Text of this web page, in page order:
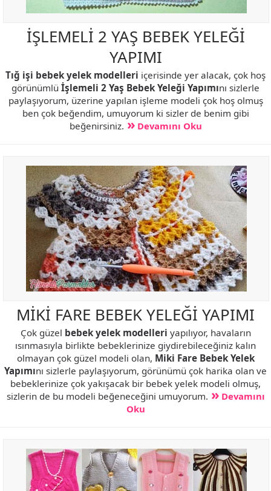
İŞLEMELİ 2 YAŞ BEBEK YELEĞİ
YAPIMI
Tığ işi bebek yelek modelleri içerisinde yer alacak, çok hoş
görünümlü İşlemeli 2 Yaş Bebek Yeleği Yapımını sizlerle
paylaşıyorum, üzerine yapılan işleme modeli çok hoş olmuş
ben çok beğendim, umuyorum ki sizler de benim gibi
beğenirsiniz.
Devamını Oku
MİKİ FARE BEBEK YELEĞİ YAPIMI
Çok güzel bebek yelek modelleri yapılıyor, havaların
ısınmasıyla birlikte bebeklerinize giydirebileceğiniz kalın
olmayan çok güzel modeli olan, Miki Fare Bebek Yelek
Yapımını sizlerle paylaşıyorum, görünümü çok harika olan ve
bebeklerinize çok yakışacak bir bebek yelek modeli olmuş,
sizlerin de bu modeli beğeneceğini umuyorum.
Devamını
Oku